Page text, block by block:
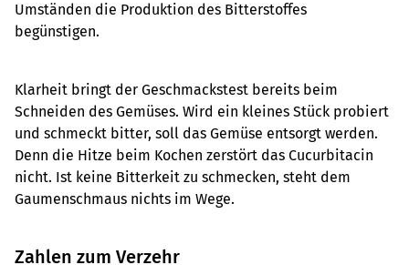
Umständen die Produktion des Bitterstoffes
begünstigen.
Klarheit bringt der Geschmackstest bereits beim
Schneiden des Gemüses. Wird ein kleines Stück probiert
und schmeckt bitter, soll das Gemüse entsorgt werden.
Denn die Hitze beim Kochen zerstört das Cucurbitacin
nicht. Ist keine Bitterkeit zu schmecken, steht dem
Gaumenschmaus nichts im Wege.
Zahlen zum Verzehr